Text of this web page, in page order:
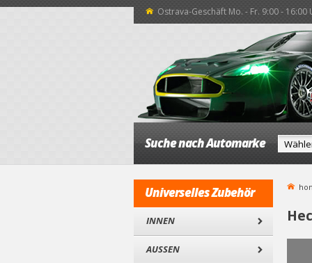
Ostrava-Geschäft Mo. - Fr. 9:00 - 16:00
Suche nach Automarke
Universelles Zubehör
INNEN
AUSSEN